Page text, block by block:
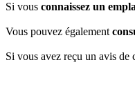
Si vous connaissez un
Vous pouvez également
Si vous avez reçu un avis